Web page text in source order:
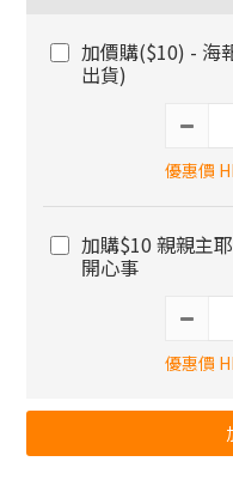
加價購($10) - 海
出貨)
優惠價
加購$10 親親主
開心事
優惠價